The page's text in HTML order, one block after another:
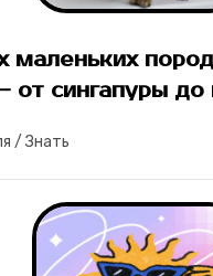
маленьких
от сингапуры до
/ Знать